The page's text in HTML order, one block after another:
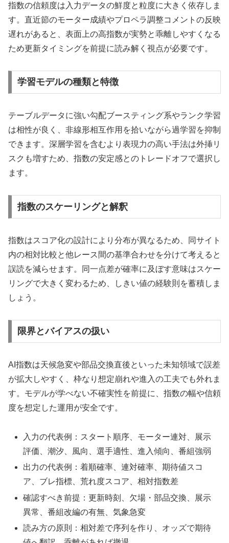
指数の信頼度は入力データの鮮度と粒度に大きく依存しま
す。直近節のモーター成績やプロペラ調整コメントの反映
遅れがあると、表面上の高指数が実勢と乖離しやすくなる
ため更新タイミングを前提に読み解く視点が必要です。
学習モデルの種類と特徴
テーブルデータに強い勾配ブースティング系やランク学習
は相性が良く、非線形相互作用を拾いながら過学習を抑制
できます。深層学習を含むより表現力の高い手法は外挿リ
スクも増すため、指数の安定感とのトレードオフで選択し
ます。
指数のスケーリングと解釈
指数はスコア化の設計により分布が異なるため、同サイト
内の相対比較と他レース間の基準合わせを分けて考えると
誤読を減らせます。同一点差が確率に及ぼす意味はスケー
リングで大きく変わるため、しきい値の経験則を蓄積しま
しょう。
限界とバイアスの扱い
AI指数は天候急変や部品交換直後といった未知領域で誤差
が拡大しやすく、枠なり想定崩れや進入の工夫でも外れま
す。モデルが学べない不確実性を前提に、指数の幅や信頼
度を想定した運用が安全です。
入力の代表例：スタート順序、モーター連対、展示
評価、潮汐、風向、選手適性、進入傾向、番組強弱
出力の代表例：着順確率、連対確率、期待値スコ
ア、ブレ指標、荒れ度スコア、相対指数差
確認すべき前提：更新時刻、欠場・部品交換、展示
異常、番組改編の有無、気象急変
読み方の原則：相対差で序列を作り、オッズで期待